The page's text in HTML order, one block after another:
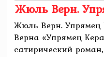
Жюль Верн.
Жюль Верн.
Верна «Упрямец
сатирический